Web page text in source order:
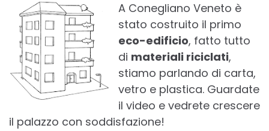
A Conegliano Veneto è
stato costruito il primo
eco-edificio, fatto tutto
di materiali riciclati,
stiamo parlando di carta,
vetro e plastica. Guardate
il video e vedrete crescere
il palazzo con soddisfazione!